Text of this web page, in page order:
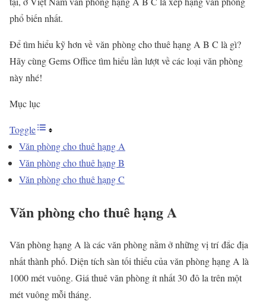
phổ biến nhất.
Để tìm hiểu kỹ hơn về văn phòng cho thuê hạng A B C là gì?
Hãy cùng Gems Office tìm hiểu lần lượt về các loại văn phòng
này nhé!
Mục lục
Toggle
Văn phòng cho thuê hạng A
Văn phòng cho thuê hạng B
Văn phòng cho thuê hạng C
Văn phòng cho thuê hạng A
Văn phòng hạng A là các văn phòng nằm ở những vị trí đắc địa
nhất thành phố. Diện tích sàn tối thiểu của văn phòng hạng A là
1000 mét vuông. Giá thuê văn phòng ít nhất 30 đô la trên một
mét vuông mỗi tháng.